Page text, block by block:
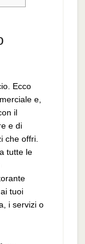
Ecco
e,
il
e di
che offri.
tutte le
tuoi
i servizi o